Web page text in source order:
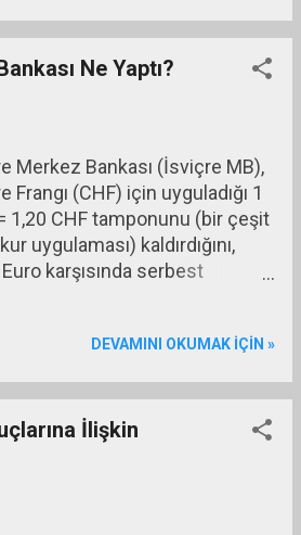
para verirken uyguladığı iki
Bir diğeri gecelik fonlamaya
yüzde 7,50 ve borç
Alt ve üst limitler arasında
deniyor. TCMB Ocak
yüzde 8,40 dolayında bir
bulunuyor.
düşürmesiyle bankaların
Ne Yaptı?
Merkez Bankası (İsviçre MB),
Frangı (CHF) için uyguladığı 1
1,20 CHF tamponunu (bir çeşit
uygulaması) kaldırdığını,
Euro karşısında serbest
Aşağıdaki grafik 2005
koyuyor (Kaynak: ECB.)
DEVAMINI OKUMAK IÇIN »
İlişkin